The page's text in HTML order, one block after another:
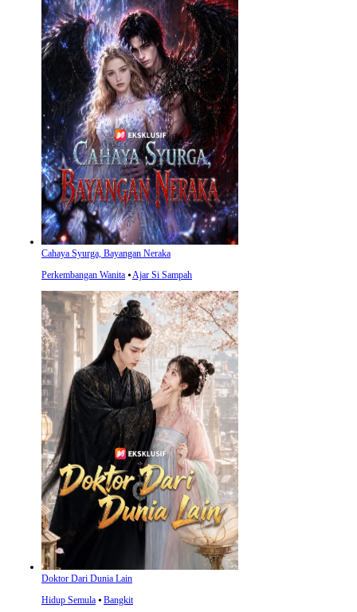
Cahaya Syurga, Bayangan Neraka
Perkembangan Wanita ⦁Ajar Si Sampah
Doktor Dari Dunia Lain
Hidup Semula ⦁ Bangkit